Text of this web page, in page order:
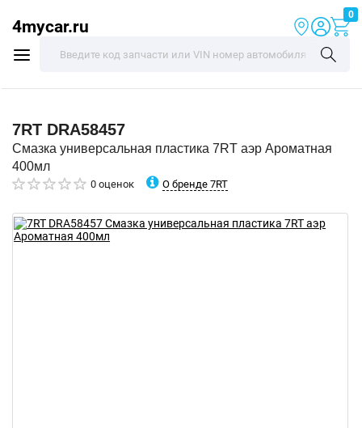
4mycar.ru
0
7RT DRA58457
Смазка универсальная пластика 7RT аэр Ароматная
400мл
0 оценок О бренде 7RT